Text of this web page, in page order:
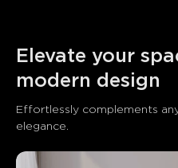
Elevate your
modern design
Effortlessly complements